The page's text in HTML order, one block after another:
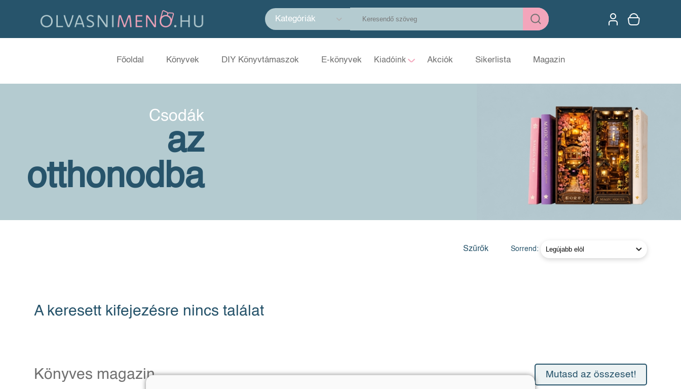
Kategóriák
Főoldal Könyvek DIY Könyvtámaszok E-könyvek Kiadóink Akciók Sikerlista Magazin
Csodák
az
otthonodba
Szűrők Sorrend:
A keresett kifejezésre nincs találat
Könyves magazin Mutasd az összeset!